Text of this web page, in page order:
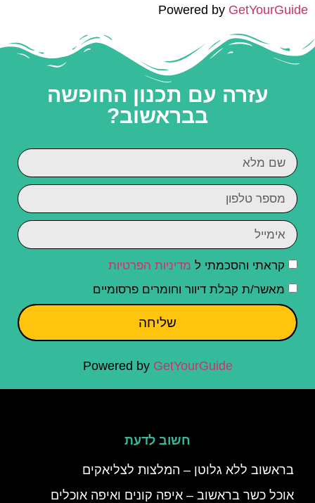
Powered by GetYourGuide
עזרה עם תכנון החופשה
בבראשוב?
קראתי והסכמתי ל מדיניות הפרטיות
מאשר/ת קבלת דיוור וחומרים פרסומיים
שליחה
Powered by GetYourGuide
חשוב לדעת
בראשוב ללא גלוטן – המלצות לצליאקים
אוכל כשר בראשוב – איפה קונים ואיפה אוכלים